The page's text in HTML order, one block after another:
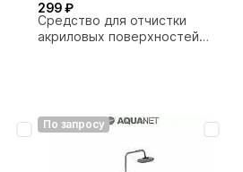
299 ₽
Средство для отчистки
акриловых поверхностей
По запросу